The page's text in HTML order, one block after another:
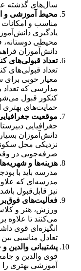
سال‌های گذشته
محیط آموزشی و
مناسب و
یادگیری
محیطی دوستانه،
دانش‌آموزان
تعداد قبولی‌های
تعداد قبولی‌های
معیار خوبی
مدارسی که تعداد
کنکور قبول
حمایت‌های بهتری
موقعیت
جغرافیایی
دانش‌آموزان
نزدیکی محل
صرفه‌جویی در
هزینه‌ها و
مدرسه باید با
مدرسه‌ای که
نیز قابل‌قبول
فعالیت‌های
ورزش، هنر و
می‌کنند تا علاوه
انگیزه‌ای قوی
تعادل مناسبی
پشتیبانی والدین
قوی والدین و
آموزشی بهتری را